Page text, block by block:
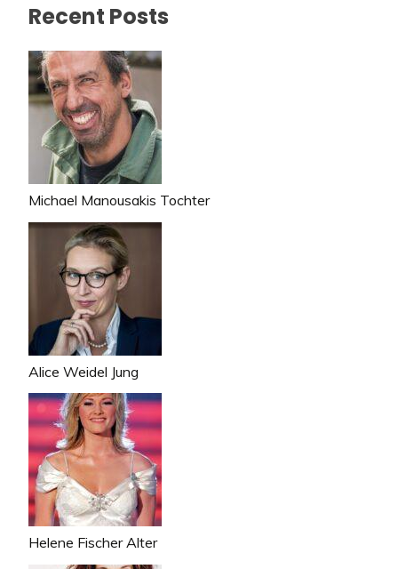
Recent Posts
Michael Manousakis Tochter
Alice Weidel Jung
Helene Fischer Alter